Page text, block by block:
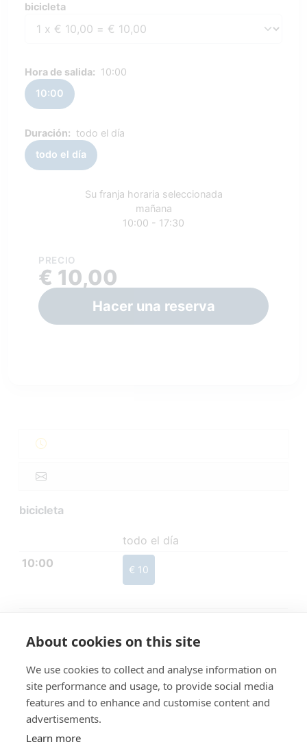
bicicleta
Hora de salida: 10:00
10:00
Duración: todo el día
todo el día
Su franja horaria seleccionada
mañana
10:00 - 17:30
PRECIO
€ 10,00
Hacer una reserva
bicicleta
todo el día
10:00
€ 10
About cookies on this site
We use cookies to collect and analyse information on
site performance and usage, to provide social media
features and to enhance and customise content and
advertisements.
Learn more